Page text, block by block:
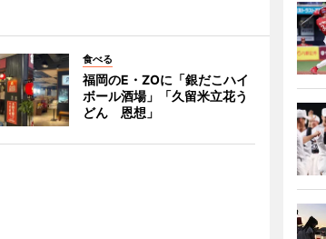
食べる
福岡のE・ZOに「銀だこハイ
ボール酒場」「久留米立花う
どん 恩想」